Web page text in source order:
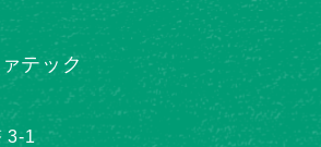
テック
3-1